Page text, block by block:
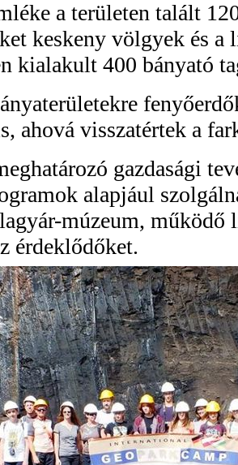
a területen talált
keskeny völgyek és a
kialakult 400 bányató
ahová visszatértek a
gazdasági
alapjául
múzeum,
érdeklődőket.